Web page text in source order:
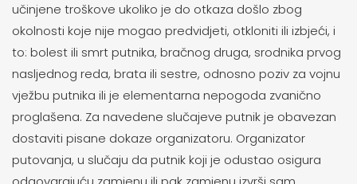
učinjene troškove ukoliko je do otkaza došlo zbog
okolnosti koje nije mogao predvidjeti, otkloniti ili izbjeći, i
to: bolest ili smrt putnika, bračnog druga, srodnika prvog
nasljednog reda, brata ili sestre, odnosno poziv za vojnu
vježbu putnika ili je elementarna nepogoda zvanično
proglašena. Za navedene slučajeve putnik je obavezan
dostaviti pisane dokaze organizatoru. Organizator
putovanja, u slučaju da putnik koji je odustao osigura